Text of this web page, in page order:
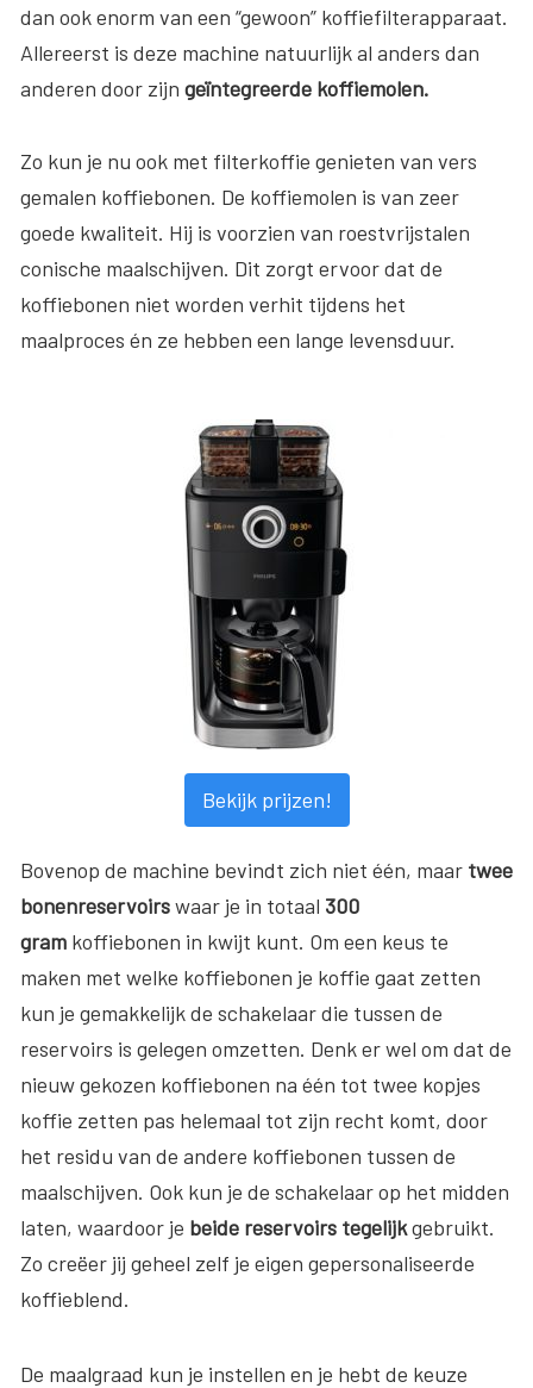
dan ook enorm van een “gewoon” koffiefilterapparaat.
Allereerst is deze machine natuurlijk al anders dan
anderen door zijn geïntegreerde koffiemolen.
Zo kun je nu ook met filterkoffie genieten van vers
gemalen koffiebonen. De koffiemolen is van zeer
goede kwaliteit. Hij is voorzien van roestvrijstalen
conische maalschijven. Dit zorgt ervoor dat de
koffiebonen niet worden verhit tijdens het
maalproces én ze hebben een lange levensduur.
Bekijk prijzen!
Bovenop de machine bevindt zich niet één, maar twee
bonenreservoirswaar je in totaal 300
gram koffiebonen in kwijt kunt. Om een keus te
maken met welke koffiebonen je koffie gaat zetten
kun je gemakkelijk de schakelaar die tussen de
reservoirs is gelegen omzetten. Denk er wel om dat de
nieuw gekozen koffiebonen na één tot twee kopjes
koffie zetten pas helemaal tot zijn recht komt, door
het residu van de andere koffiebonen tussen de
maalschijven. Ook kun je de schakelaar op het midden
laten, waardoor je beide reservoirs tegelijkgebruikt.
Zo creëer jij geheel zelf je eigen gepersonaliseerde
koffieblend.
De maalgraad kun je instellen en je hebt de keuze